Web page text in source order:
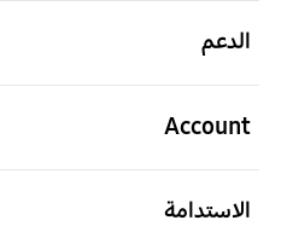
الدعم
Account
الاستدامة